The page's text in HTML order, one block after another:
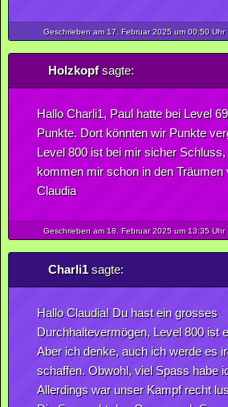
Geschrieben am 17. Februar2025um 00:50 Uhr
Holzkopfsagte:
Hallo Charli1, Paul hatte bei Level
Punkte. Dort könnten wir Punkte
Level 800 ist bei mir sicher
kommen mir schon in den Träumen
Claudia
Geschrieben am 18. Februar2025um 13:35 Uhr
Charli1sagte:
Hallo Claudia! Du hast ein grosses
Durchhaltevermögen, Level 800 ist
Aber ich denke, auch ich werde es
schaffen. Obwohl, viel Spass habe
Allerdings war unser Kampf recht